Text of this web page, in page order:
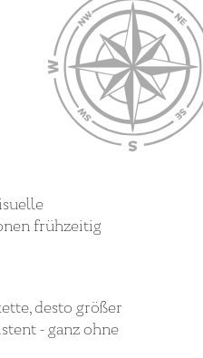
frühzeitig
desto größer
- ganz ohne